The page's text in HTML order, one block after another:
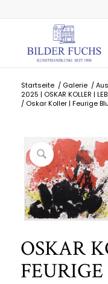
Startseite / Galerie /
2025 | OSKAR KOLLER |
/ Oskar Koller | Feurige
OSKAR